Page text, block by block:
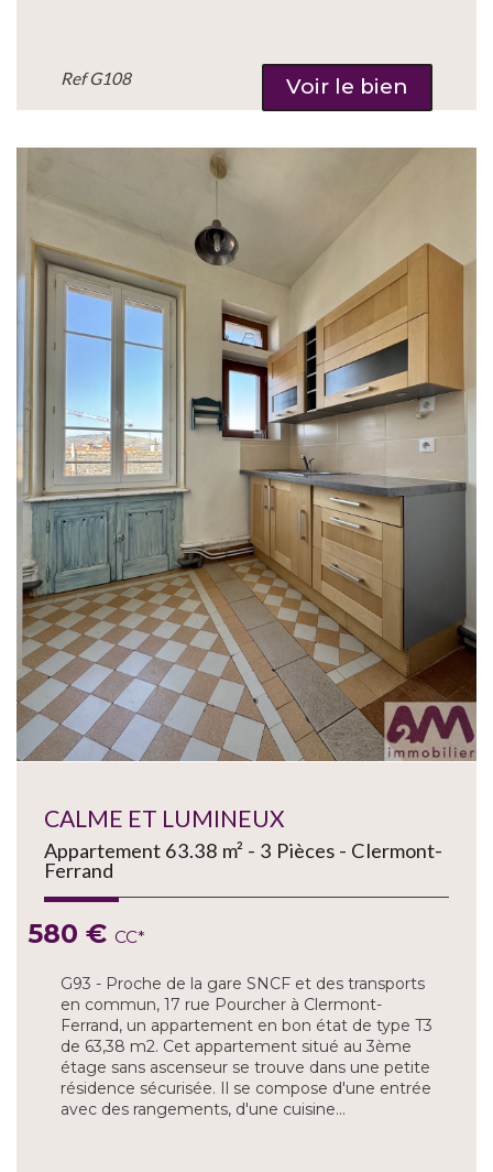
RefG108 Voir le bien
CALME ET LUMINEUX
Appartement 63.38 m² - 3 Pièces - Clermont-
Ferrand
580 € CC*
G93 - Proche de la gare SNCF et des transports
en commun, 17 rue Pourcher à Clermont-
Ferrand, un appartement en bon état de type T3
de 63,38 m2. Cet appartement situé au 3ème
étage sans ascenseur se trouve dans une petite
résidence sécurisée. Il se compose d'une entrée
avec des rangements, d'une cuisine...